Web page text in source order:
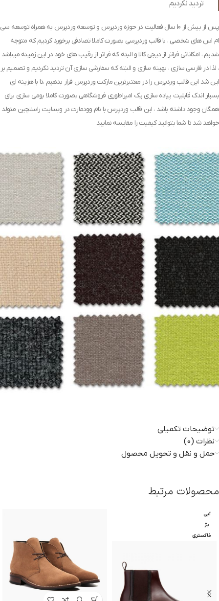
تردید نکردیم
پس از بیش از 10 سال فعالیت در حوزه وردپرس و توسعه وردپرس به همراه توسعه سی
ام اس های شخصی ، با قالب وردپرسی بصورت کاملا تصادفی برخورد کردیم که متوجه
شدیم ، امکاناتی فراتر از دیجی کالا و البته که فراتر از رقیب های خود در این زمینه میباشد
، لذا در فارسی سازی ، بهینه سازی و البته که سفارشی سازی آن تردید نکردیم و تصمیم بر
این شد این قالب وردپرس را در معتبرترین مارکت وردپرس قرار بدهیم ،تا با هزینه ای
بسیار اندک قابلیت پیاده سازی یک امپراطوری فروشگاهی بصورت کاملا بومی سازی برای
همگان وجود داشته باشد ، این قالب وردپرس با نام وودمارت در وبسایت راستچین متولد
خواهد شد تا شما بتوانید کیفیت را مقایسه نمایید
توضیحات تکمیلی
نظرات (0)
حمل و نقل و تحویل محصول
محصولات مرتبط
آبی
بژ
خاکستری